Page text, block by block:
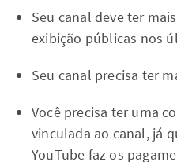
Seu canal deve ter
exibição públicas nos
Seu canal precisa ter
Você precisa ter uma
vinculada ao canal, já
YouTube faz os